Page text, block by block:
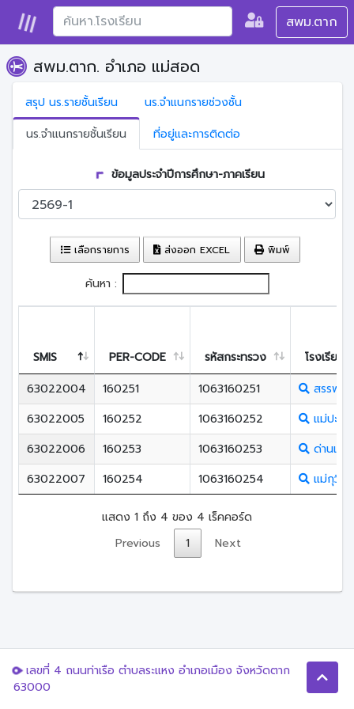
สพม.ตาก
สพม.ตาก. อำเภอ แม่สอด
สรุป นร.รายชั้นเรียน
นร.จำแนกรายช่วงชั้น
นร.จำแนกรายชั้นเรียน
ที่อยู่และการติดต่อ
ข้อมูลประจำปีการศึกษา-ภาคเรียน
เลือกรายการ ส่งออก EXCEL พิมพ์
ค้นหา :
SMIS PER-CODE รหัสกระทรวง
โรงเรียน
63022004
160251 1063160251
สรรพวิ
63022005
160252 1063160252
แม่ปะวิ
63022006
160253 1063160253
ด่านแม่
63022007
160254 1063160254 แม่กุวิท
แสดง 1 ถึง 4 ของ 4 เร็คคอร์ด
Previous
1 Next
เลขที่ 4 ถนนท่าเรือ ตำบลระแหง อำเภอเมือง จังหวัดตาก
63000